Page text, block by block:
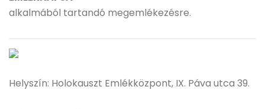
alkalmából tartandó megemlékezésre.
Helyszín: Holokauszt Emlékközpont, IX. Páva utca 39.